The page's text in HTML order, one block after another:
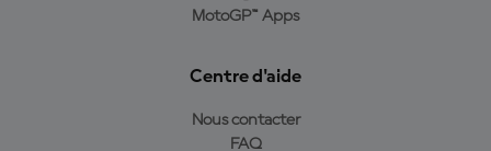
MotoGP™ Apps
Centre d'aide
Nous contacter
FAQ